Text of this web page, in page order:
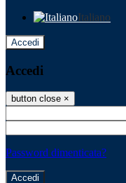
Italiano
Accedi
Accedi
button close ×
Password dimenticata?